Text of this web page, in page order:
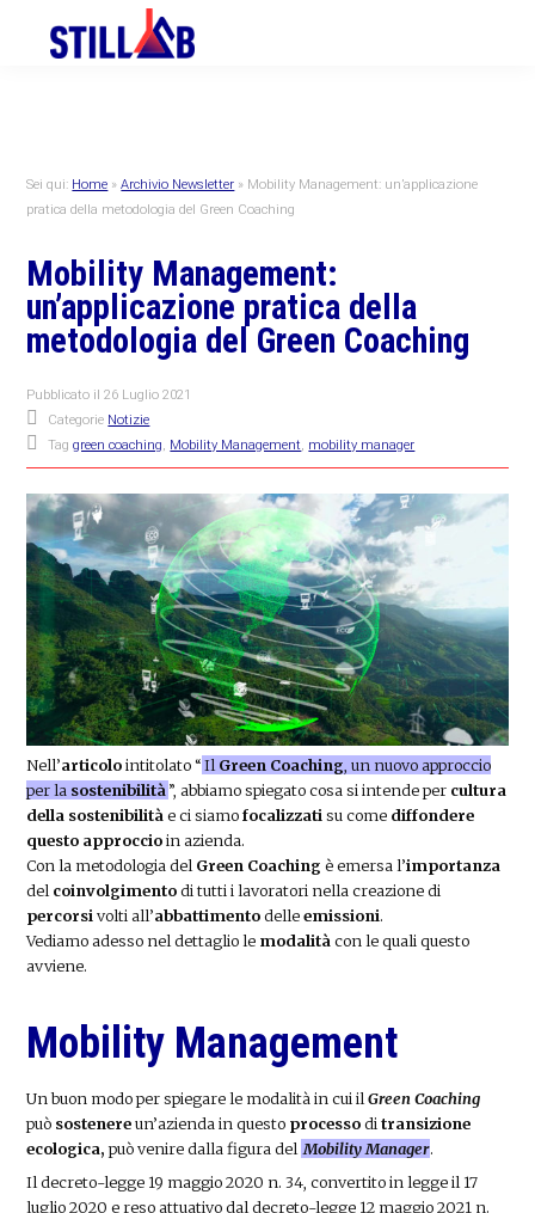
primary
primary
Sei qui: Home »Archivio Newsletter » Mobility Management: un’applicazione
pratica della metodologia del Green Coaching
Mobility Management:
un’applicazione pratica della
metodologia del Green Coaching
Pubblicato il26 Luglio 2021
Categorie Notizie
Taggreen coaching, Mobility Management, mobility manager
Nell’articolointitolato “Il Green Coaching , un nuovo approccio
per la sostenibilità ”, abbiamo spiegato cosa si intende per cultura
della sostenibilitàe ci siamofocalizzati su come diffondere
questo approccioin azienda.
Con la metodologia del Green Coaching è emersa l’importanza
del coinvolgimentodi tutti i lavoratori nella creazione di
percorsi volti all’abbattimentodelleemissioni.
Vediamo adesso nel dettaglio le modalità con le quali questo
avviene.
Mobility Management
Un buon modo per spiegare le modalità in cui il Green Coaching
può sostenereun’azienda in questo processoditransizione
ecologica,può venire dalla figura del Mobility Manager.
Il decreto-legge 19 maggio 2020 n. 34, convertito in legge il 17
luglio 2020 e reso attuativo dal decreto-legge 12 maggio 2021 n.